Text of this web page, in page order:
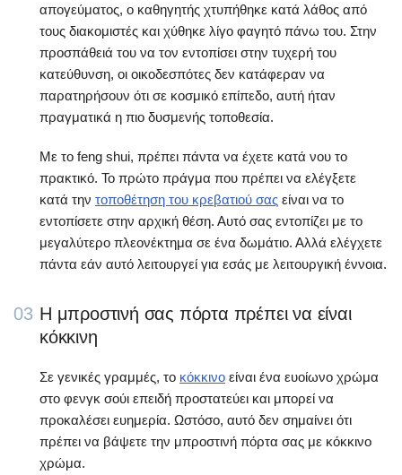
απογεύματος, ο καθηγητής χτυπήθηκε κατά λάθος από
τους διακομιστές και χύθηκε λίγο φαγητό πάνω του. Στην
προσπάθειά του να τον εντοπίσει στην τυχερή του
κατεύθυνση, οι οικοδεσπότες δεν κατάφεραν να
παρατηρήσουν ότι σε κοσμικό επίπεδο, αυτή ήταν
πραγματικά η πιο δυσμενής τοποθεσία.
Με το feng shui, πρέπει πάντα να έχετε κατά νου το
πρακτικό. Το πρώτο πράγμα που πρέπει να ελέγξετε
κατά την τοποθέτηση του κρεβατιού σας είναι να το
εντοπίσετε στην αρχική θέση. Αυτό σας εντοπίζει με το
μεγαλύτερο πλεονέκτημα σε ένα δωμάτιο. Αλλά ελέγχετε
πάντα εάν αυτό λειτουργεί για εσάς με λειτουργική έννοια.
03 Η μπροστινή σας πόρτα πρέπει να είναι
κόκκινη
Σε γενικές γραμμές, το κόκκινο είναι ένα ευοίωνο χρώμα
στο φενγκ σούι επειδή προστατεύει και μπορεί να
προκαλέσει ευημερία. Ωστόσο, αυτό δεν σημαίνει ότι
πρέπει να βάψετε την μπροστινή πόρτα σας με κόκκινο
χρώμα.